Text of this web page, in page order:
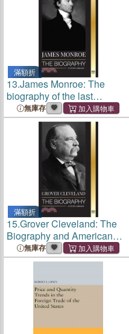
滿額折
13.James Monroe: The
biography of the last
founding father, Louisiana
Purchase, and fifth president
of the United States
無庫存
滿額折
15.Grover Cleveland: The
Biography and American
Life of the 22nd and 24th
'Iron' president of the United
無庫存